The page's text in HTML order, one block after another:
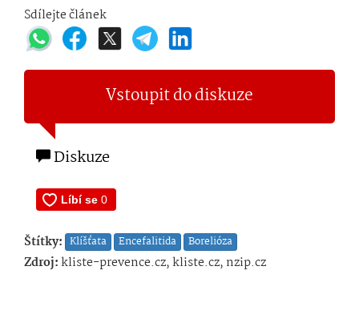
Sdílejte článek
Vstoupit do diskuze
Diskuze
Štítky: Klíšťata Encefalitida Borelióza
Zdroj:kliste-prevence.cz, kliste.cz, nzip.cz